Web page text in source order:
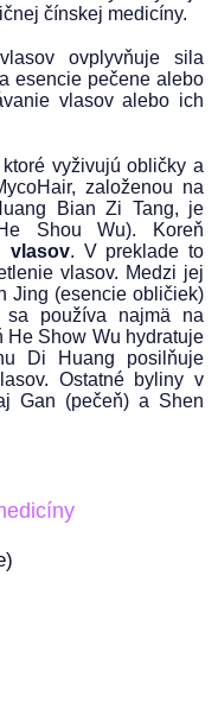
čínskej medicíny.
ovplyvňuje sila
esencie pečene alebo
vlasov alebo ich
ktoré vyživujú obličky a
založenou na
Bian Zi Tang, je
Shou Wu). Koreň
vlasov. V preklade to
vlasov. Medzi jej
Jing (esencie obličiek)
používa najmä na
He Show Wu hydratuje
Di Huang posilňuje
Ostatné byliny v
Gan (pečeň) a Shen